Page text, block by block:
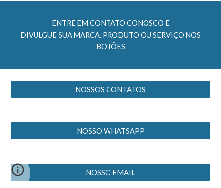
ENTRE EM CONTATO CONOSCO E
DIVULGUE SUA MARCA, PRODUTO OU SERVIÇO NOS
BOTÕES
NOSSOS CONTATOS
NOSSO WHATSAPP
NOSSO EMAIL